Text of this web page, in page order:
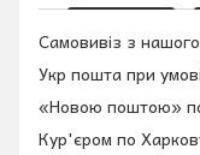
Самовивіз з
Укр пошта при
«Новою поштою»
Кур'єром по